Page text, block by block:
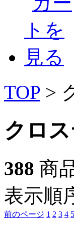
TOP >
クロ
388 商
表示順
前のページ 1 2 3 4 5